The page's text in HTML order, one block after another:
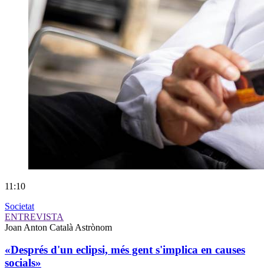
11:10
Societat
ENTREVISTA
Joan Anton Català Astrònom
«Després d'un eclipsi, més gent s'implica en causes
socials»